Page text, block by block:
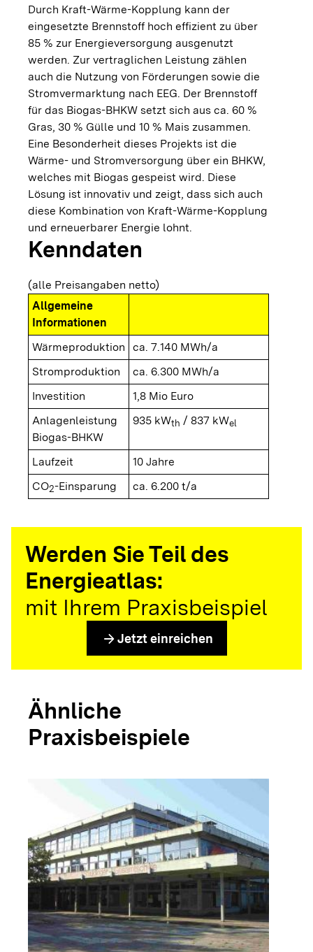
Durch Kraft-Wärme-Kopplung kann der
eingesetzte Brennstoff hoch effizient zu über
85 % zur Energieversorgung ausgenutzt
werden. Zur vertraglichen Leistung zählen
auch die Nutzung von Förderungen sowie die
Stromvermarktung nach EEG. Der Brennstoff
für das Biogas-BHKW setzt sich aus ca. 60 %
Gras, 30 % Gülle und 10 % Mais zusammen.
Eine Besonderheit dieses Projekts ist die
Wärme- und Stromversorgung über ein BHKW,
welches mit Biogas gespeist wird. Diese
Lösung ist innovativ und zeigt, dass sich auch
diese Kombination von Kraft-Wärme-Kopplung
und erneuerbarer Energie lohnt.
Kenndaten
(alle Preisangaben netto)
Allgemeine
Informationen
Wärmeproduktion
ca. 7.140 MWh/a
Stromproduktion
ca. 6.300 MWh/a
Investition
1,8 Mio Euro
Anlagenleistung
Biogas-BHKW
935 kWth / 837 kWel
Laufzeit
10 Jahre
CO2-Einsparung ca. 6.200 t/a
Werden Sie Teil des
Energieatlas:
mit Ihrem Praxisbeispiel
arrow_forward Jetzt einreichen
Ähnliche
Praxisbeispiele